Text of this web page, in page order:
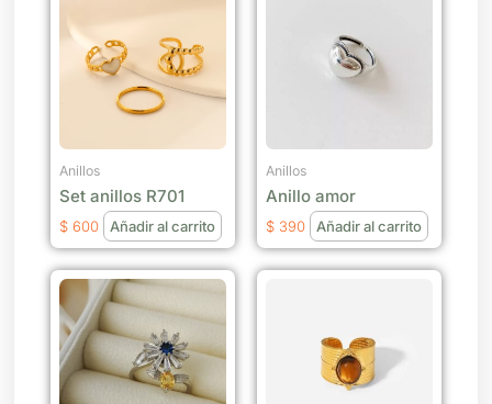
Anillos
Set anillos R701
$ 600 Añadir al carrito
Anillos
Anillo amor
$ 390 Añadir al carrito